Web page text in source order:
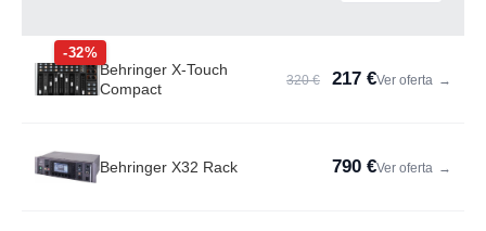
-32%
Behringer X-Touch
Compact
320 € 217 €Ver oferta →
Behringer X32 Rack 790 €Ver oferta →